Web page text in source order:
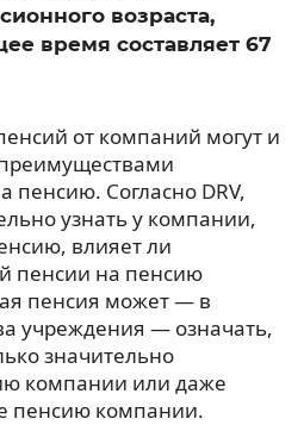
возраста,
время составляет 67
от компаний могут и
пенсию. Согласно DRV,
узнать у компании,
влияет ли
пенсии на пенсию
пенсия может — в
учреждения — означать,
значительно
компании или даже
пенсию компании.